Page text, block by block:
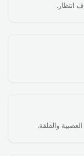
انتظار.
والقلقة.